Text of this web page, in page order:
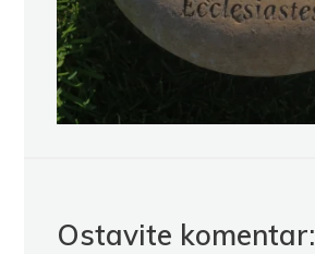
Ostavite komentar: